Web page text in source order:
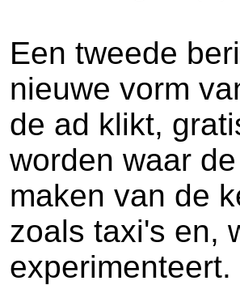
Een tweede
nieuwe vorm
de ad klikt,
worden waar
maken van de
zoals taxi's en,
experimenteert.